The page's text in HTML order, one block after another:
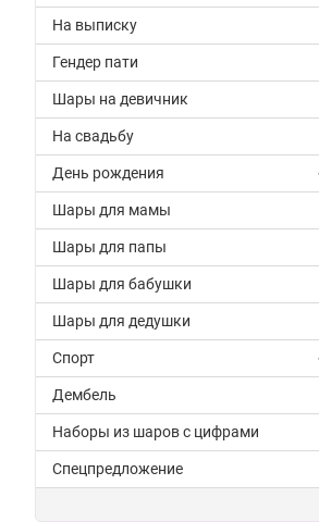
На выписку
Гендер пати
Шары на девичник
На свадьбу
День рождения
Шары для мамы
Шары для папы
Шары для бабушки
Шары для дедушки
Спорт
Дембель
Наборы из шаров с цифрами
Спецпредложение